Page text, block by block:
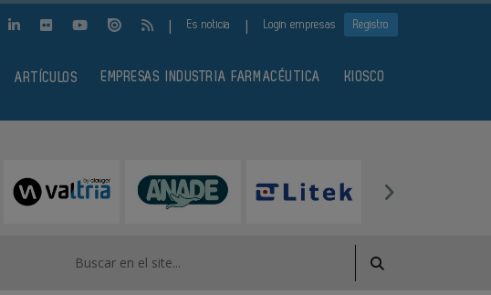
| Es noticia | Login empresas Registro
ARTÍCULOS EMPRESAS INDUSTRIA FARMACÉUTICA KIOSCO